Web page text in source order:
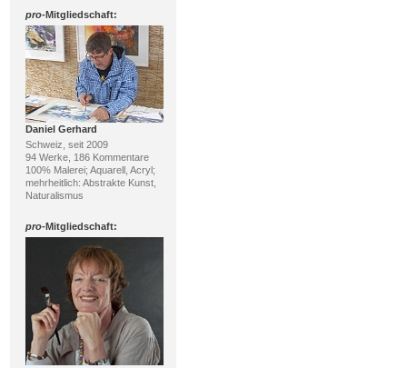
pro-Mitgliedschaft:
Daniel Gerhard
Schweiz, seit 2009
94 Werke, 186 Kommentare
100% Malerei; Aquarell, Acryl;
mehrheitlich: Abstrakte Kunst,
Naturalismus
pro-Mitgliedschaft: